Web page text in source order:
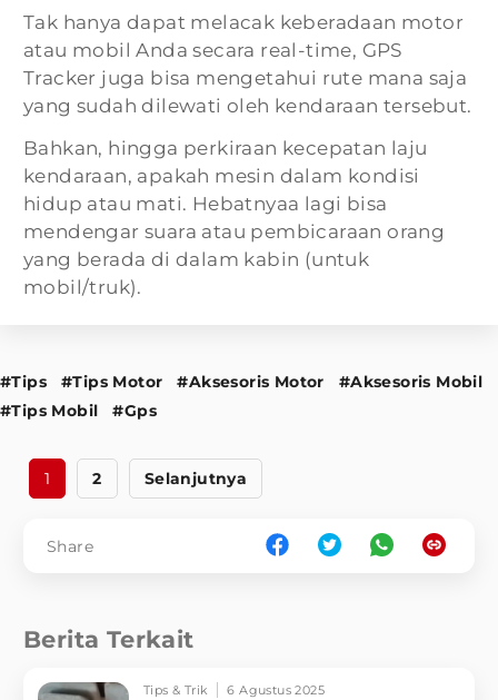
Tak hanya dapat melacak keberadaan motor
atau mobil Anda secara real-time, GPS
Tracker juga bisa mengetahui rute mana saja
yang sudah dilewati oleh kendaraan tersebut.
Bahkan, hingga perkiraan kecepatan laju
kendaraan, apakah mesin dalam kondisi
hidup atau mati. Hebatnyaa lagi bisa
mendengar suara atau pembicaraan orang
yang berada di dalam kabin (untuk
mobil/truk).
#Tips #Tips Motor #Aksesoris Motor
#Aksesoris Mobil
#Tips Mobil
#Gps
1 2 Selanjutnya
Share
Berita Terkait
Tips & Trik 6 Agustus 2025